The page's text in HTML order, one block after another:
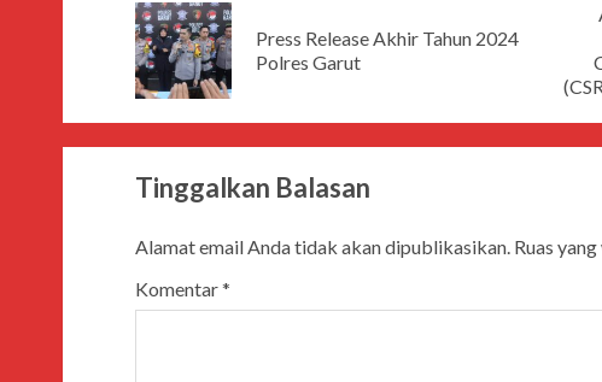
Press Release Akhir Tahun 2024
Polres Garut
Tinggalkan Balasan
Alamat email Anda tidak akan dipublikasikan. Ruas
Komentar*